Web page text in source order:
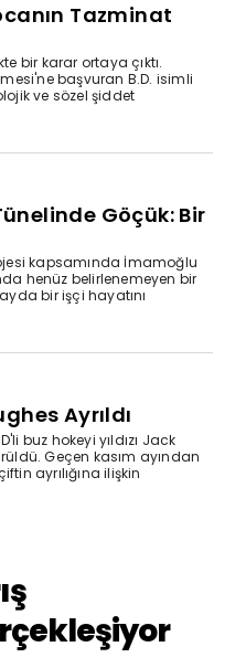
Tazminat
bir karar ortaya çıktı.
başvuran B.D. isimli
ve sözel şiddet
Göçük: Bir
kapsamında İmamoğlu
henüz belirlenemeyen bir
bir işçi hayatını
Ayrıldı
buz hokeyi yıldızı Jack
Geçen kasım ayından
ayrılığına ilişkin